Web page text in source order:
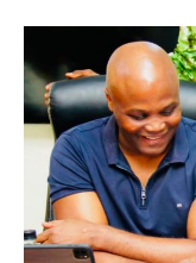
o
o
k